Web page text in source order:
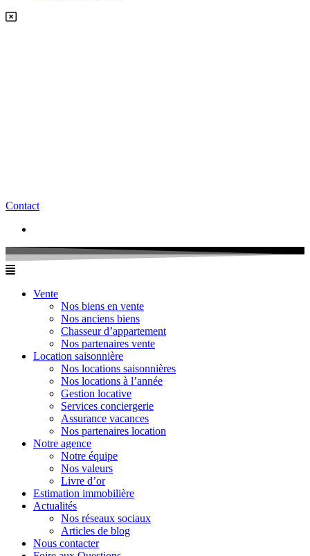
Contact
Vente
Nos biens en vente
Nos anciens biens
Chasseur d’appartement
Nos partenaires vente
Location saisonnière
Nos locations saisonnières
Nos locations à l’année
Gestion locative
Services conciergerie
Assurance vacances
Nos partenaires location
Notre agence
Notre équipe
Nos valeurs
Livre d’or
Estimation immobilière
Actualités
Nos réseaux sociaux
Articles de blog
Nous contacter